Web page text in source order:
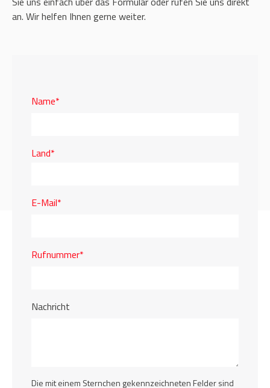
an. Wir helfen Ihnen gerne weiter.
Name*
Land*
E-Mail*
Rufnummer*
Nachricht
Die mit einem Sternchen gekennzeichneten Felder sind